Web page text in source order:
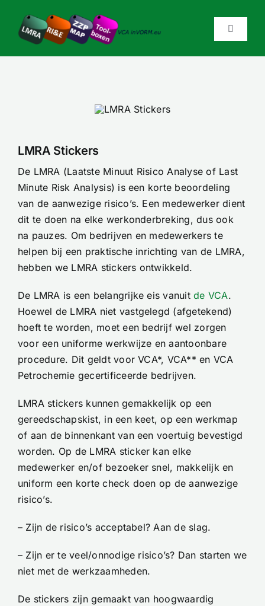
inhoud
Toggle
Producten & Diensten
Prijzen
Bestellen
Contact
Winkelwagen
LMRA Stickers
De LMRA (Laatste Minuut Risico Analyse of Last
Minute Risk Analysis) is een korte beoordeling
van de aanwezige risico’s. Een medewerker dient
dit te doen na elke werkonderbreking, dus ook
na pauzes. Om bedrijven en medewerkers te
helpen bij een praktische inrichting van de LMRA,
hebben we LMRA stickers ontwikkeld.
De LMRA is een belangrijke eis vanuitde VCA.
Hoewel de LMRA niet vastgelegd (afgetekend)
hoeft te worden, moet een bedrijf wel zorgen
voor een uniforme werkwijze en aantoonbare
procedure. Dit geldt voor VCA*, VCA** en VCA
Petrochemie gecertificeerde bedrijven.
LMRA stickers kunnen gemakkelijk op een
gereedschapskist, in een keet, op een werkmap
of aan de binnenkant van een voertuig bevestigd
worden. Op de LMRA sticker kan elke
medewerker en/of bezoeker snel, makkelijk en
uniform een korte check doen op de aanwezige
risico’s.
– Zijn de risico’s acceptabel? Aan de slag.
– Zijn er te veel/onnodige risico’s? Dan starten we
niet met de werkzaamheden.
De stickers zijn gemaakt van hoogwaardig